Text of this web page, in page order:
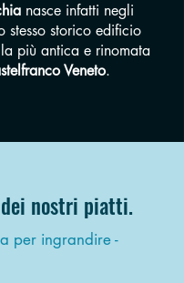
nasce infatti negli
storico edificio
più antica e rinomata
Veneto.
nostri piatti.
per ingrandire -